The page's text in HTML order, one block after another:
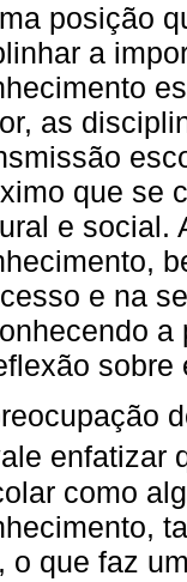
posição
a
as
que se
e social.
e na
a
sobre
enfatizar
como
o que faz